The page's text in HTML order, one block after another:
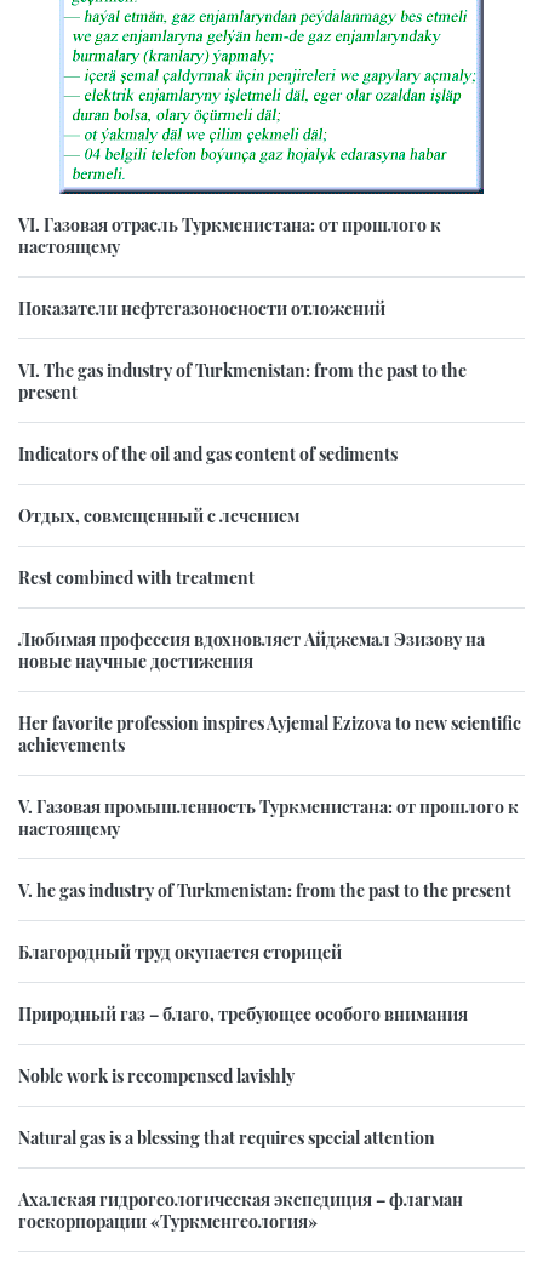
VI. Газовая отрасль Туркменистана: от прошлого к
настоящему
Показатели нефтегазоносности отложений
VI. The gas industry of Turkmenistan: from the past to the
present
Indicators of the oil and gas content of sediments
Отдых, совмещенный с лечением
Rest combined with treatment
Любимая профессия вдохновляет Айджемал Эзизову на
новые научные достижения
Her favorite profession inspires Ayjemal Ezizova to new scientific
achievements
V. Газовая промышленность Туркменистана: от прошлого к
настоящему
V. he gas industry of Turkmenistan: from the past to the present
Благородный труд окупается сторицей
Природный газ – благо, требующее особого внимания
Noble work is recompensed lavishly
Natural gas is a blessing that requires special attention
Ахалская гидрогеологическая экспедиция – флагман
госкорпорации «Туркменгеология»